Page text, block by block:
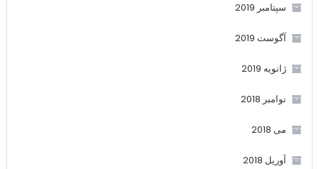
سپتامبر 2019
آگوست 2019
ژانویه 2019
نوامبر 2018
می 2018
آوریل 2018